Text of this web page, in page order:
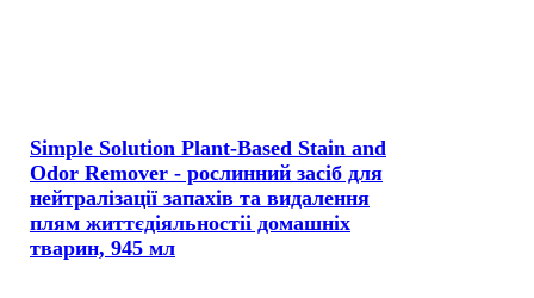
Simple Solution Plant-Based Stain and
Odor Remover - рослинний засіб для
нейтралізації запахів та видалення
плям життєдіяльностіі домашніх
тварин, 945 мл